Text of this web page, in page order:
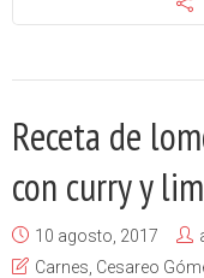
Receta de
con curry y
10 agosto, 2017
Carnes Cesareo